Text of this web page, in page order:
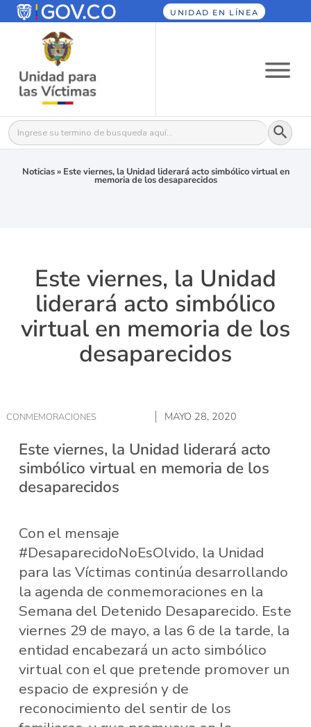
UNIDAD EN LÍNEA
Buscar: Botón
Noticias» Este viernes, la Unidad liderará acto simbólico virtual en
memoria de los desaparecidos
Este viernes, la Unidad
liderará acto simbólico
virtual en memoria de los
desaparecidos
CONMEMORACIONES MAYO 28, 2020
Este viernes, la Unidad liderará acto
simbólico virtual en memoria de los
desaparecidos
Con el mensaje
#DesaparecidoNoEsOlvido, la Unidad
para las Víctimas continúa desarrollando
la agenda de conmemoraciones en la
Semana del Detenido Desaparecido. Este
viernes 29 de mayo, a las 6 de la tarde, la
entidad encabezará un acto simbólico
virtual con el que pretende promover un
espacio de expresión y de
reconocimiento del sentir de los